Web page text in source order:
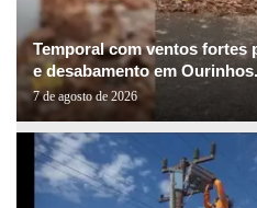
Temporal com ventos fortes
e desabamento em
7 de agosto de 2026